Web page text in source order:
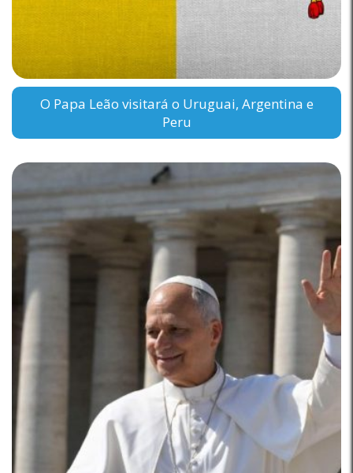
O Papa Leão visitará o Uruguai, Argentina e
Peru